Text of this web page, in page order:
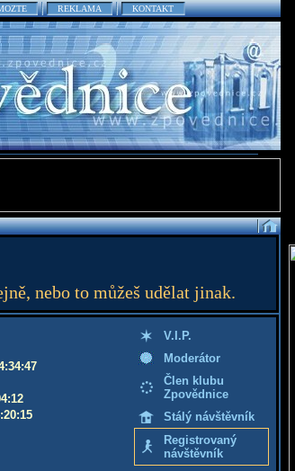
REKLAMA KONTAKT
nebo to můžeš udělat jinak.
V.I.P.
Moderátor
Člen klubu
Zpovědnice
Stálý návštěvník
Registrovaný
návštěvník